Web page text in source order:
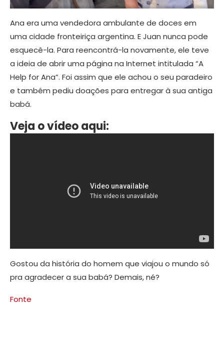
Ana era uma vendedora ambulante de doces em
uma cidade fronteiriça argentina. E Juan nunca pode
esquecê-la. Para reencontrá-la novamente, ele teve
a ideia de abrir uma página na Internet intitulada “A
Help for Ana”. Foi assim que ele achou o seu paradeiro
e também pediu doações para entregar à sua antiga
babá.
Veja o vídeo aqui:
Gostou da história do homem que viajou o mundo só
pra agradecer a sua babá? Demais, né?
Fonte